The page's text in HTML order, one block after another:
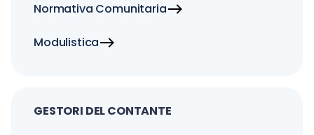
Normativa Comunitaria
Modulistica
GESTORI DEL CONTANTE